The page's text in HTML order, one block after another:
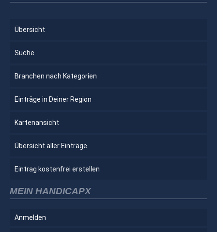
Übersicht
Suche
Branchen nach Kategorien
Einträge in Deiner Region
Kartenansicht
Übersicht aller Einträge
Eintrag kostenfrei erstellen
MEIN HANDICAPX
Anmelden